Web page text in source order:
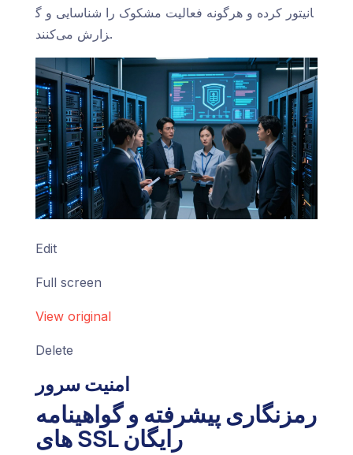
انیتور کرده و هرگونه فعالیت مشکوک را شناسایی و گ
زارش می‌کنند.
Edit
Full screen
View original
Delete
امنیت سرور
رمزنگاری پیشرفته و گواهینامه‌
های SSL رایگان